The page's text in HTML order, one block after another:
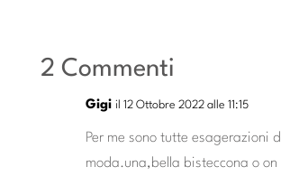
2 Commenti
Gigi il 12 Ottobre 2022 alle 11:15
Per me sono tutte esagerazioni
moda.una,bella bisteccona o on